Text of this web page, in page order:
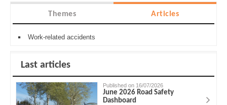
Themes Articles
Work-related accidents
Last articles
Published on 16/07/2026
June 2026 Road Safety
Dashboard